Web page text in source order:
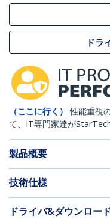
ドラ
（ここに行く）
性能重視
て、IT専門家達が
製品概要
技術仕様
ドライバ&ダウンロー